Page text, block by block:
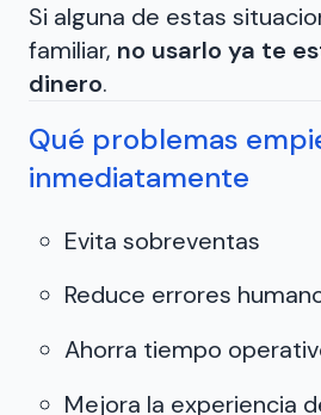
Si alguna de estas
familiar, no usarlo ya te
dinero.
Qué problemas
inmediatamente
Evita sobreventas
Reduce errores
Ahorra tiempo
Mejora la experiencia